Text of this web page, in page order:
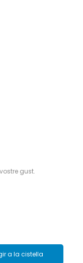
gust.
a la cistella